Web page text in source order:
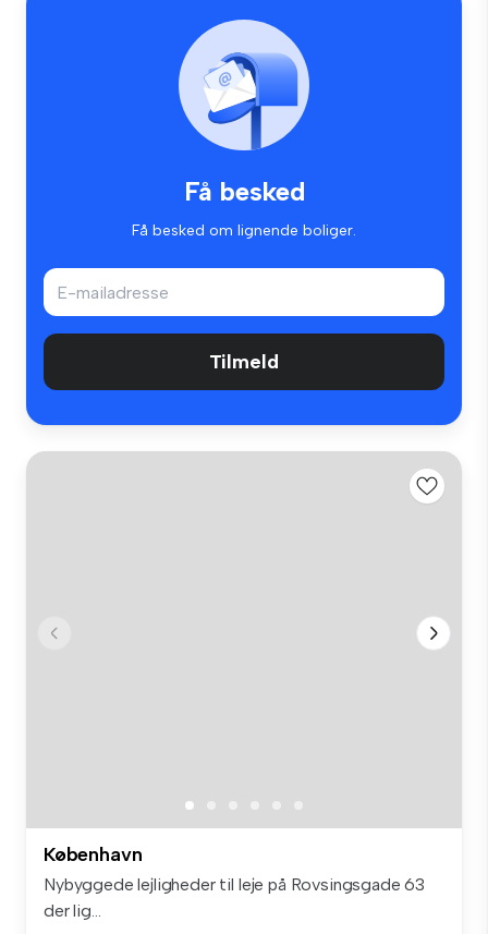
Få besked
Få besked om lignende boliger.
Tilmeld
København
Nybyggede lejligheder til leje på Rovsingsgade 63
der lig...